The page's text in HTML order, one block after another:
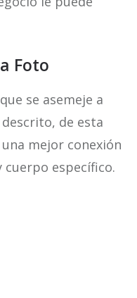
Foto
se asemeje a
de esta
mejor conexión
cuerpo específico.